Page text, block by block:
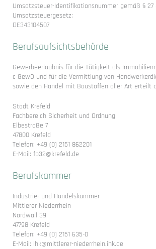
Umsatzsteuer-Identifikationsnummer gemäß § 27
Umsatzsteuergesetz:
DE343104507
Berufsaufsichtsbehörde
Gewerbeerlaubnis für die Tätigkeit als
c GewO und für die Vermittlung von
sowie den Handel mit Baustoffen aller Art erteilt
Stadt Krefeld
Fachbereich Sicherheit und Ordnung
Elbestraße 7
47800 Krefeld
Telefon: +49 (0) 2151 862201
E-Mail: fb32@krefeld.de
Berufskammer
Industrie- und Handelskammer
Mittlerer Niederrhein
Nordwall 39
47798 Krefeld
Telefon: +49 (0) 2151 635-0
E-Mail: ihk@mittlerer-niederrhein.ihk.de